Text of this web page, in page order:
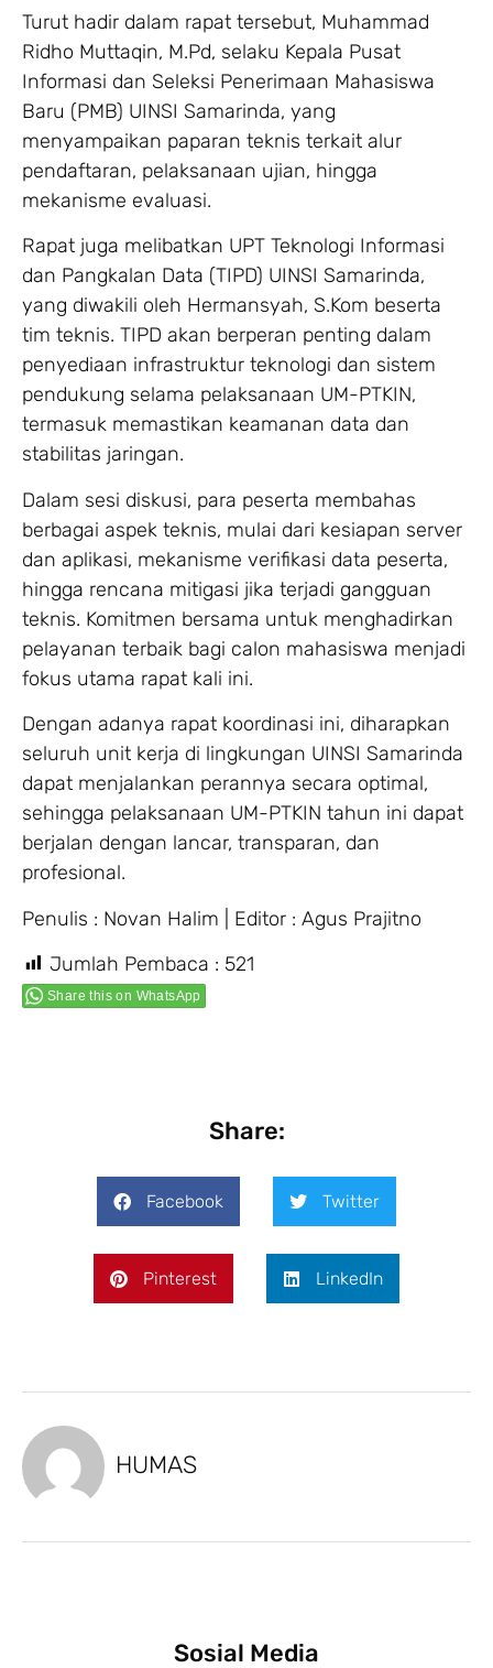
Turut hadir dalam rapat tersebut, Muhammad
Ridho Muttaqin, M.Pd, selaku Kepala Pusat
Informasi dan Seleksi Penerimaan Mahasiswa
Baru (PMB) UINSI Samarinda, yang
menyampaikan paparan teknis terkait alur
pendaftaran, pelaksanaan ujian, hingga
mekanisme evaluasi.
Rapat juga melibatkan UPT Teknologi Informasi
dan Pangkalan Data (TIPD) UINSI Samarinda,
yang diwakili oleh Hermansyah, S.Kom beserta
tim teknis. TIPD akan berperan penting dalam
penyediaan infrastruktur teknologi dan sistem
pendukung selama pelaksanaan UM-PTKIN,
termasuk memastikan keamanan data dan
stabilitas jaringan.
Dalam sesi diskusi, para peserta membahas
berbagai aspek teknis, mulai dari kesiapan server
dan aplikasi, mekanisme verifikasi data peserta,
hingga rencana mitigasi jika terjadi gangguan
teknis. Komitmen bersama untuk menghadirkan
pelayanan terbaik bagi calon mahasiswa menjadi
fokus utama rapat kali ini.
Dengan adanya rapat koordinasi ini, diharapkan
seluruh unit kerja di lingkungan UINSI Samarinda
dapat menjalankan perannya secara optimal,
sehingga pelaksanaan UM-PTKIN tahun ini dapat
berjalan dengan lancar, transparan, dan
profesional.
Penulis : Novan Halim | Editor : Agus Prajitno
Jumlah Pembaca : 521
Share this on WhatsApp
Share:
Facebook Twitter
Pinterest LinkedIn
HUMAS
Sosial Media